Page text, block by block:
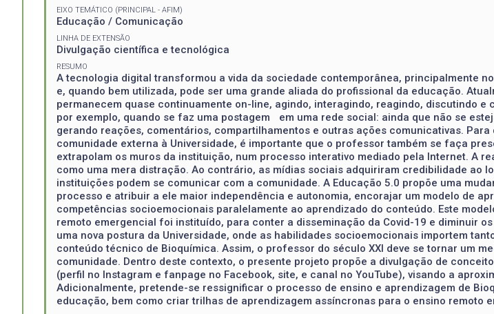
EIXO TEMÁTICO (PRINCIPAL - AFIM)
Educação / Comunicação
LINHA DE EXTENSÃO
Divulgação científica e tecnológica
RESUMO
A tecnologia digital transformou a vida da sociedade contemporânea, principalmente
e, quando bem utilizada, pode ser uma grande aliada do profissional da educação.
permanecem quase continuamente on-line, agindo, interagindo, reagindo, discutindo
por exemplo, quando se faz uma postagem em uma rede social: ainda que não se
gerando reações, comentários, compartilhamentos e outras ações comunicativas.
comunidade externa à Universidade, é importante que o professor também se faça
extrapolam os muros da instituição, num processo interativo mediado pela Internet. A
como uma mera distração. Ao contrário, as mídias sociais adquiriram credibilidade ao
instituições podem se comunicar com a comunidade. A Educação 5.0 propõe uma
processo e atribuir a ele maior independência e autonomia, encorajar um modelo de
competências socioemocionais paralelamente ao aprendizado do conteúdo. Este
remoto emergencial foi instituído, para conter a disseminação da Covid-19 e diminuir
uma nova postura da Universidade, onde as habilidades socioemocionais importem
conteúdo técnico de Bioquímica. Assim, o professor do século XXI deve se tornar um
comunidade. Dentro deste contexto, o presente projeto propõe a divulgação de
(perfil no Instagram e fanpage no Facebook, site, e canal no YouTube), visando a
Adicionalmente, pretende-se ressignificar o processo de ensino e aprendizagem de
educação, bem como criar trilhas de aprendizagem assíncronas para o ensino remoto